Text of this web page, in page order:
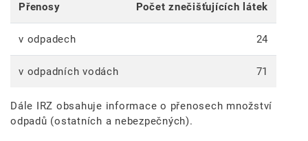
Přenosy Počet znečišťujících látek
v odpadech 24
v odpadních vodách 71
Dále IRZ obsahuje informace o přenosech množství
odpadů (ostatních a nebezpečných).